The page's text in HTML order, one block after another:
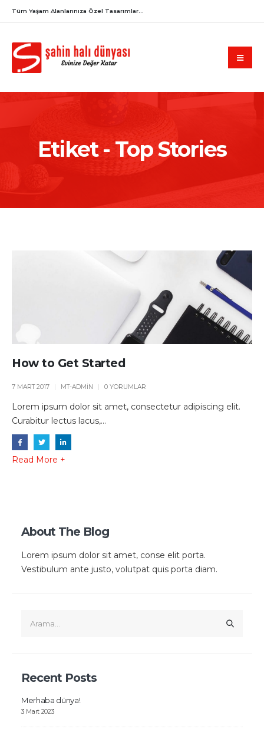
Tüm Yaşam Alanlarınıza Özel Tasarımlar...
Etiket - Top Stories
How to Get Started
7 MART 2017 MT-ADMIN 0 YORUMLAR
Lorem ipsum dolor sit amet, consectetur adipiscing elit.
Curabitur lectus lacus,...
Read More +
About The Blog
Lorem ipsum dolor sit amet, conse elit porta.
Vestibulum ante justo, volutpat quis porta diam.
Recent Posts
Merhaba dünya!
3 Mart 2023